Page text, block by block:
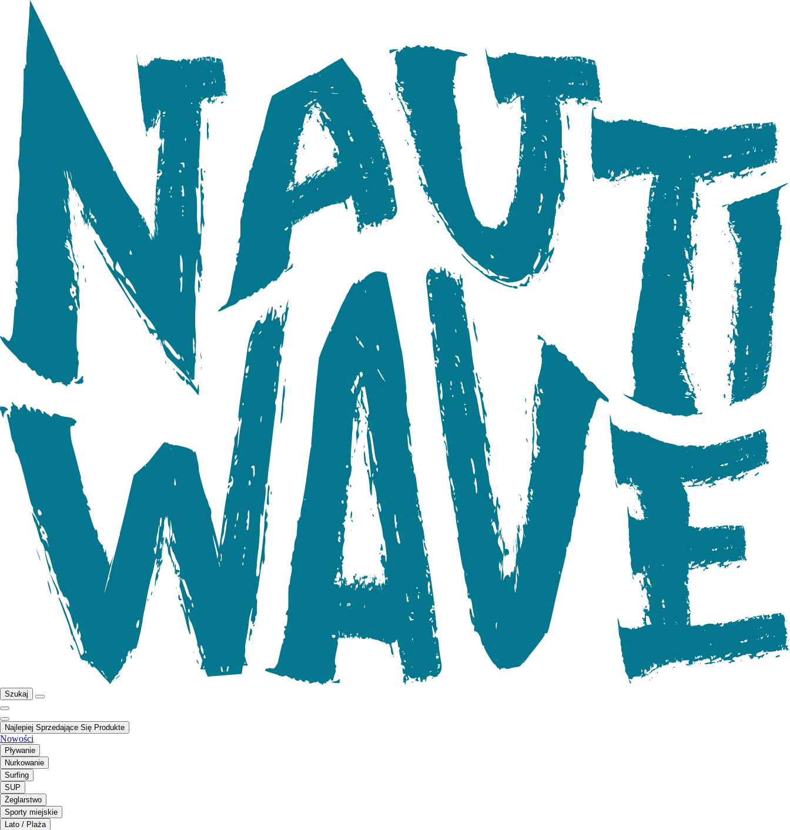
Szukaj
Najlepiej Sprzedające Się Produkte
Nowości
Pływanie
Nurkowanie
Surfing
SUP
Żeglarstwo
Sporty miejskie
Lato / Plaża